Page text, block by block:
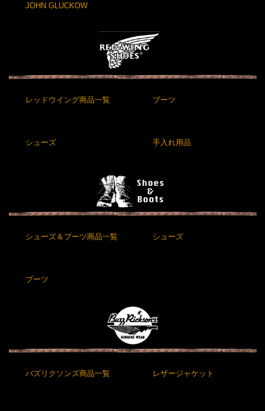
JOHN GLUCKOW
レッドウイング商品一覧 ブーツ
シューズ 手入れ用品
シューズ＆ブーツ商品一覧 シューズ
ブーツ
バズリクソンズ商品一覧 レザージャケット